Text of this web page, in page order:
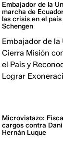
Embajador de la
marcha de
las crisis en el
Schengen
Embajador de la
Cierra Misión
el País y
Lograr
Microvistazo:
cargos contra
Hernán Luque